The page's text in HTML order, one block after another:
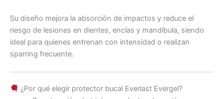
Su diseño mejora la absorción de impactos y reduce el
riesgo de lesiones en dientes, encías y mandíbula, siendo
ideal para quienes entrenan con intensidad o realizan
sparring frecuente.
¿Por qué elegir protector bucal Everlast Evergel?